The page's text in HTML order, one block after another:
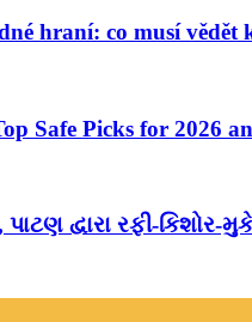
hraní: co musí vědět
Safe Picks for 2026
દ્વારા રફી-